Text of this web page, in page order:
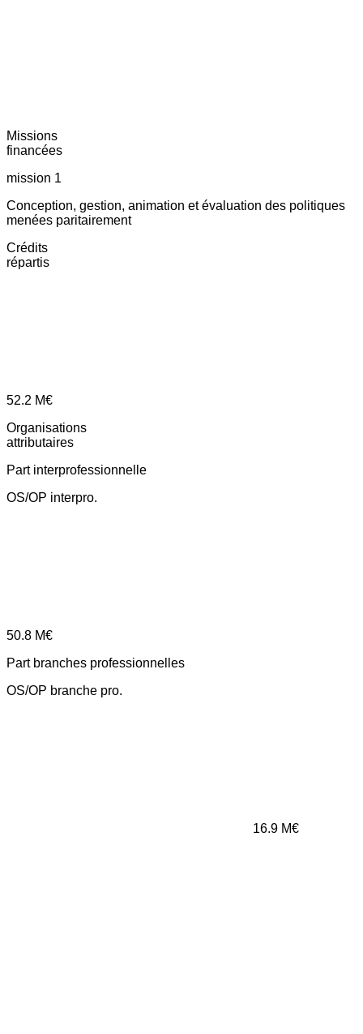
Missions
financées
mission 1
Conception, gestion, animation et évaluation des politiques
menées paritairement
Crédits
répartis
52.2 M€
Organisations
attributaires
Part interprofessionnelle
OS/OP interpro.
50.8 M€
Part branches professionnelles
OS/OP branche pro.
16.9 M€